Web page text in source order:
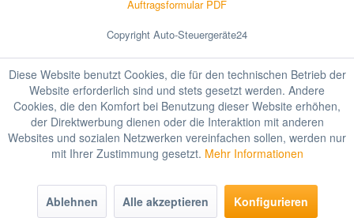
Auftragsformular PDF
Copyright Auto-Steuergeräte24
Diese Website benutzt Cookies, die für den technischen Betrieb der
Website erforderlich sind und stets gesetzt werden. Andere
Cookies, die den Komfort bei Benutzung dieser Website erhöhen,
der Direktwerbung dienen oder die Interaktion mit anderen
Websites und sozialen Netzwerken vereinfachen sollen, werden nur
mit Ihrer Zustimmung gesetzt. Mehr Informationen
Ablehnen Alle akzeptieren Konfigurieren